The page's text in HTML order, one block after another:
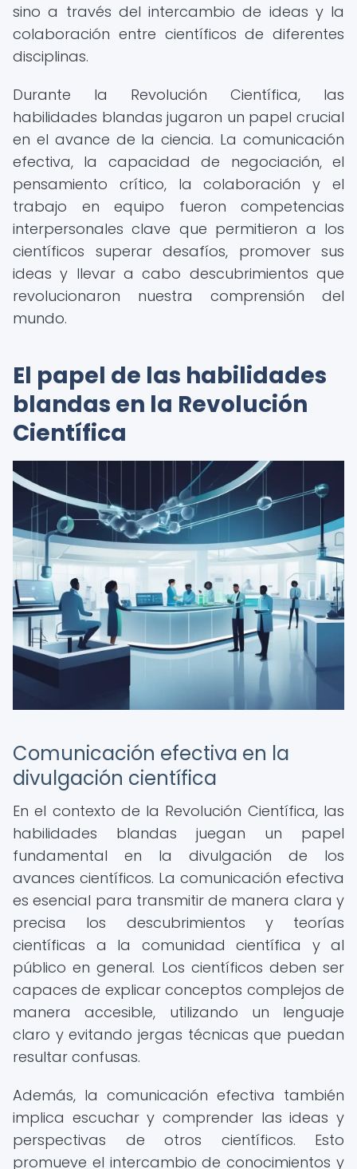
sino a través del intercambio de ideas y la
colaboración entre científicos de diferentes
disciplinas.
Durante la Revolución Científica, las
habilidades blandas jugaron un papel crucial
en el avance de la ciencia. La comunicación
efectiva, la capacidad de negociación, el
pensamiento crítico, la colaboración y el
trabajo en equipo fueron competencias
interpersonales clave que permitieron a los
científicos superar desafíos, promover sus
ideas y llevar a cabo descubrimientos que
revolucionaron nuestra comprensión del
mundo.
El papel de las habilidades
blandas en la Revolución
Científica
Comunicación efectiva en la
divulgación científica
En el contexto de la Revolución Científica, las
habilidades blandas juegan un papel
fundamental en la divulgación de los
avances científicos. La comunicación efectiva
es esencial para transmitir de manera clara y
precisa los descubrimientos y teorías
científicas a la comunidad científica y al
público en general. Los científicos deben ser
capaces de explicar conceptos complejos de
manera accesible, utilizando un lenguaje
claro y evitando jergas técnicas que puedan
resultar confusas.
Además, la comunicación efectiva también
implica escuchar y comprender las ideas y
perspectivas de otros científicos. Esto
promueve el intercambio de conocimientos y